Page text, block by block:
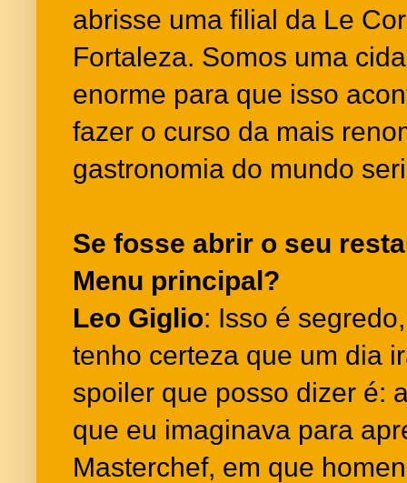
abrisse uma filial da Le
Fortaleza. Somos uma
enorme para que isso
fazer o curso da mais
gastronomia do mundo
Se fosse abrir o seu
Menu principal?
Leo Giglio: Isso é
tenho certeza que um dia
spoiler que posso dizer é:
que eu imaginava para
Masterchef, em que